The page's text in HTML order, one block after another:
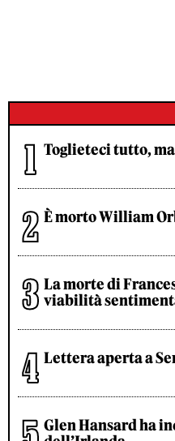
Toglieteci tutto,
È morto William
La morte di
viabilità
Lettera aperta a
Glen Hansard ha